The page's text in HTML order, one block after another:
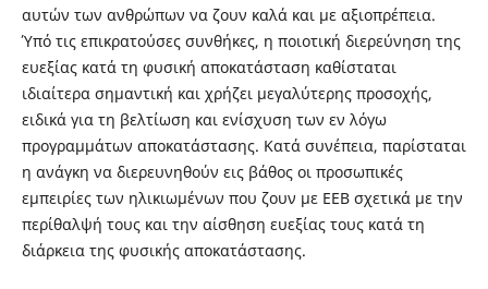
αυτών των ανθρώπων να ζουν καλά και με αξιοπρέπεια.
Ύπό τις επικρατούσες συνθήκες, η ποιοτική διερεύνηση της
ευεξίας κατά τη φυσική αποκατάσταση καθίσταται
ιδιαίτερα σημαντική και χρήζει μεγαλύτερης προσοχής,
ειδικά για τη βελτίωση και ενίσχυση των εν λόγω
προγραμμάτων αποκατάστασης. Κατά συνέπεια, παρίσταται
η ανάγκη να διερευνηθούν εις βάθος οι προσωπικές
εμπειρίες των ηλικιωμένων που ζουν με ΕΕΒ σχετικά με την
περίθαλψή τους και την αίσθηση ευεξίας τους κατά τη
διάρκεια της φυσικής αποκατάστασης.